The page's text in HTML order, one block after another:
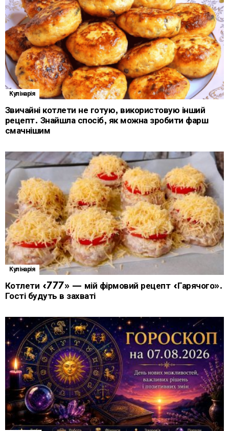
Кулінарія
Звичайні котлети не готую, використовую інший
рецепт. Знайшла спосіб, як можна зробити фарш
смачнішим
Кулінарія
Котлети «777» — мій фірмовий рецепт «Гарячого».
Гості будуть в захваті